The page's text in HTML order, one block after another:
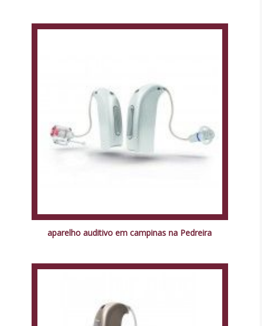
aparelho auditivo em campinas na Pedreira